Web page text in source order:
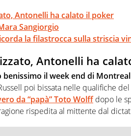
Antonelli ha calato il poker
Sangiorgio
la filastrocca sulla striscia
Antonelli ha
benissimo il week end di
poi bissata nelle qualifiche
da “papà” Toto Wolffdopo le
rispedita al mittente dal